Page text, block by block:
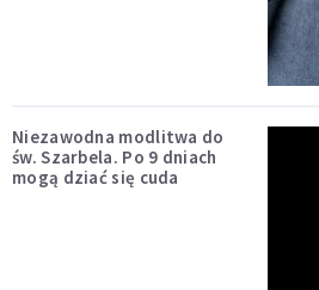
Niezawodna modlitwa do
św. Szarbela. Po 9 dniach
mogą dziać się cuda